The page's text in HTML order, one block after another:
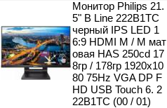
Монитор Philips 21.
5" B Line 222B1TC
черный IPS LED 1
6:9 HDMI M / M мат
овая HAS 250cd 17
8гр / 178гр 1920x10
80 75Hz VGA DP F
HD USB Touch 6. 2
22B1TC (00 / 01)